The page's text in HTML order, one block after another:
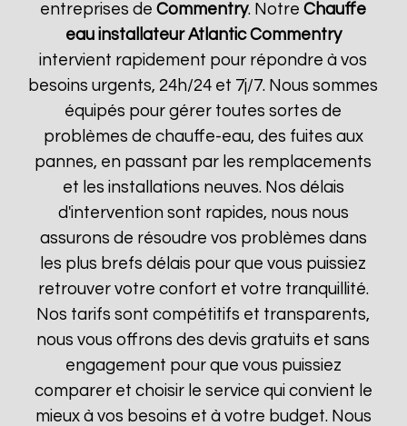
entreprises deCommentry. NotreChauffe
eau installateur Atlantic Commentry
intervient rapidement pour répondre à vos
besoins urgents, 24h/24 et 7j/7. Nous sommes
équipés pour gérer toutes sortes de
problèmes de chauffe-eau, des fuites aux
pannes, en passant par les remplacements
et les installations neuves. Nos délais
d'intervention sont rapides, nous nous
assurons de résoudre vos problèmes dans
les plus brefs délais pour que vous puissiez
retrouver votre confort et votre tranquillité.
Nos tarifs sont compétitifs et transparents,
nous vous offrons des devis gratuits et sans
engagement pour que vous puissiez
comparer et choisir le service qui convient le
mieux à vos besoins et à votre budget. Nous